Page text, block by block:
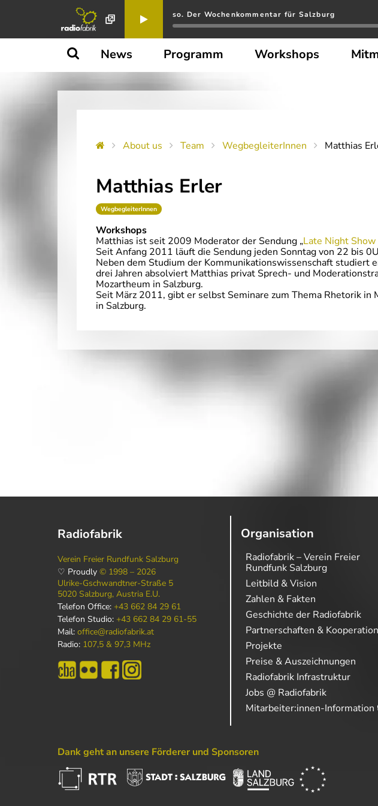
so. Der Wochenkommentar für Salzburg
News Programm Workshops
About us Team WegbegleiterInnen Matthias
Matthias Erler
WegbegleiterInnen
Workshops
Matthias ist seit 2009 Moderator der Sendung „Late Night
Seit Anfang 2011 läuft die Sendung jeden Sonntag von 22 bis
Neben dem Studium der Kommunikationswissenschaft studiert
drei Jahren absolviert Matthias privat Sprech- und
Mozartheum in Salzburg.
Seit März 2011, gibt er selbst Seminare zum Thema Rhetorik in
in Salzburg.
Radiofabrik
Verein Freier Rundfunk Salzburg
♡ Proudly © 1998 – 2026
Ulrike-Gschwandtner-Straße 5
5020 Salzburg, Austria E.U.
Telefon Office: +43 662 84 29 61
Telefon Studio: +43 662 84 29 61-55
Mail: office@radiofabrik.at
Radio: 107,5 & 97,3 MHz
Organisation
Radiofabrik – Verein Freier
Rundfunk Salzburg
Leitbild & Vision
Zahlen & Fakten
Geschichte der Radiofabrik
Partnerschaften &
Projekte
Preise & Auszeichnungen
Radiofabrik Infrastruktur
Jobs @ Radiofabrik
Mitarbeiter:innen-Information
Dank geht an unsere Förderer und Sponsoren